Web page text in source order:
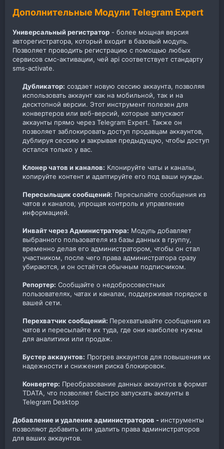
Дополнительные Модули Telegram Expert
Универсальный регистратор - более мощная версия
авторегистратора, который входит в базовый модуль.
Позволяет проводить регистрацию с помощью любых
сервисов смс-активации, чей api соответствует стандарту
sms-activate.
Дубликатор: создает новую сессию аккаунта, позволяя
использовать аккаунт как на мобильной, так и на
десктопной версии. Этот инструмент полезен для
конвертеров или веб-версий, которые запускают
аккаунты прямо через Telegram Expert. Также он
позволяет заблокировать доступ продавцам аккаунтов,
дублируя сессию и закрывая предыдущую, чтобы доступ
остался только у вас.​
Клонер чатов и каналов: Клонируйте чаты и каналы,
копируйте контент и адаптируйте его под ваши нужды.​
Пересыльщик сообщений: Пересылайте сообщения из
чатов и каналов, упрощая контроль и управление
информацией.​
Инвайт через Администратора: Модуль добавляет
выбранного пользователя из базы данных в группу,
временно делая его администратором, чтобы он стал
участником, после чего права администратора сразу
убираются, и он остаётся обычным подписчиком.​
Репортер: Сообщайте о недобросовестных
пользователях, чатах и каналах, поддерживая порядок в
вашей сети.​
Перехватчик сообщений: Перехватывайте сообщения из
чатов и пересылайте их туда, где они наиболее нужны
для аналитики или продаж.​
Бустер аккаунтов: Прогрев аккаунтов для повышения их
надежности и снижения риска блокировок.​
Конвертер: Преобразование данных аккаунтов в формат
TDATA, что позволяет быстро запускать аккаунты в
Telegram Desktop​
Добавление и удаление администраторов - инструменты
позволяют добавить или удалить права администраторов
для ваших аккаунтов.